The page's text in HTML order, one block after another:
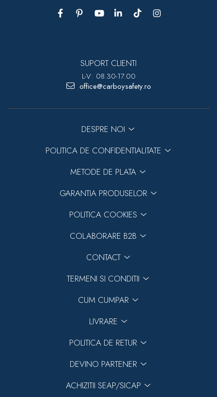
SUPORT CLIENTI
L-V: 08.30-17.00
office@carboysafety.ro
DESPRE NOI
POLITICA DE CONFIDENTIALITATE
METODE DE PLATA
GARANTIA PRODUSELOR
POLITICA COOKIES
COLABORARE B2B
CONTACT
TERMENI SI CONDITII
CUM CUMPAR
LIVRARE
POLITICA DE RETUR
DEVINO PARTENER
ACHIZITII SEAP/SICAP